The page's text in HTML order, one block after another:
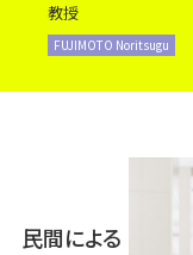
教授
FUJIMOTO Noritsugu
民間による